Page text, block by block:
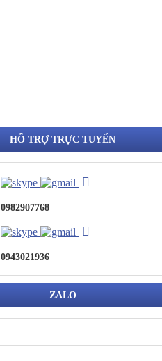
HỖ TRỢ TRỰC TUYẾN
0982907768
0943021936
ZALO